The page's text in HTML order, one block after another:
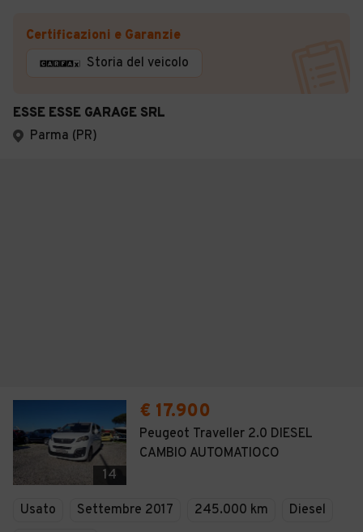
Certificazioni e Garanzie
Storia del veicolo
ESSE ESSE GARAGE SRL
Parma (PR)
14
€ 17.900
Peugeot Traveller 2.0 DIESEL
CAMBIO AUTOMATIOCO
Usato Settembre 2017 245.000 km
Diesel